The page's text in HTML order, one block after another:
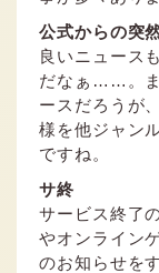
公式からの突
良いニュース
だなぁ……。ま
ースだろうが
様を他ジャン
ですね。
サ終
サービス終了
やオンライン
のお知らせを